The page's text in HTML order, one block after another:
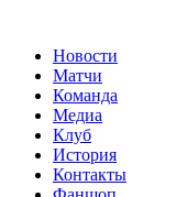
Новости
Матчи
Команда
Медиа
Клуб
История
Контакты